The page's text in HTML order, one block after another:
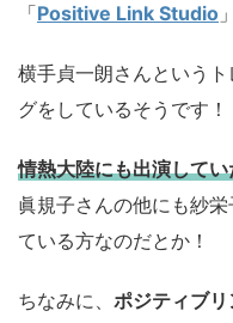
「Positive Link Studio
横手貞一朗さんという
グをしているそうです！
情熱大陸にも出演して
眞規子さんの他にも紗
ている方なのだとか！
ちなみに、 ポジティブ